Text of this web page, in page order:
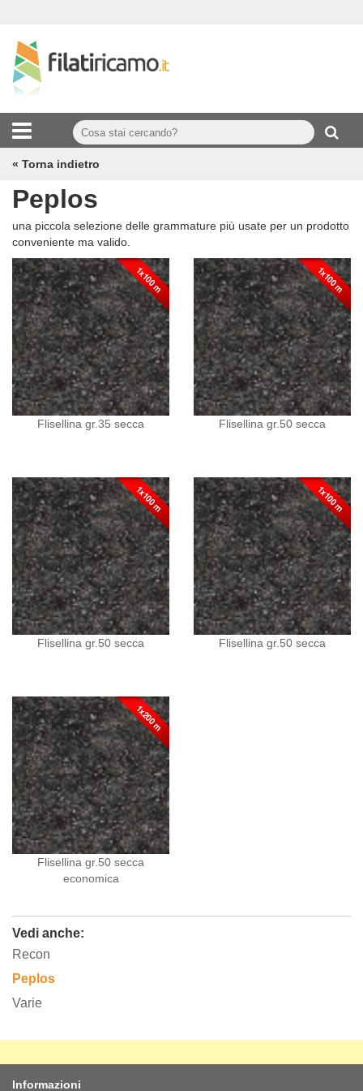
« Torna indietro
Peplos
una piccola selezione delle grammature più usate per un prodotto
conveniente ma valido.
Flisellina gr.35 secca Flisellina gr.50 secca
Flisellina gr.50 secca Flisellina gr.50 secca
Flisellina gr.50 secca
economica
Vedi anche:
Recon
Peplos
Varie
Informazioni